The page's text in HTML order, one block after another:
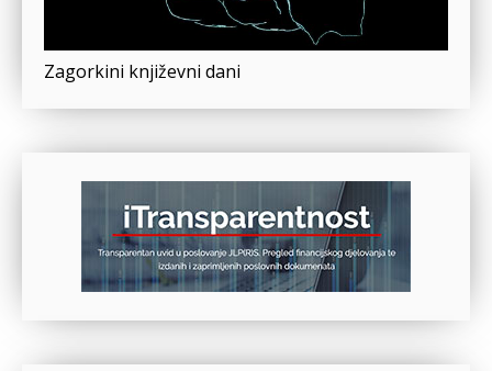
Zagorkini književni dani